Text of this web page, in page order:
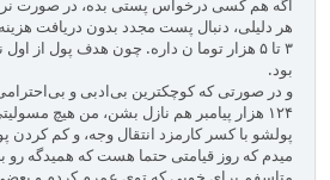
اگه هم کسی درخواس پستی بده، در صورت
هر دلیلی، دنبال پست مجدد بدون دریافت
۳ تا ۵ هزار توما ن داره. چون هدف پول از
بود.
و در صورتی که کوچکترین بی‌ادبی و
۱۲۴ هزار پیامبر هم نازل بشن، من هیچ
پولشو با کسر کارمزد انتقال وجه، و کم
میدم که روز قیامتی حتما هست که همیدگه رو